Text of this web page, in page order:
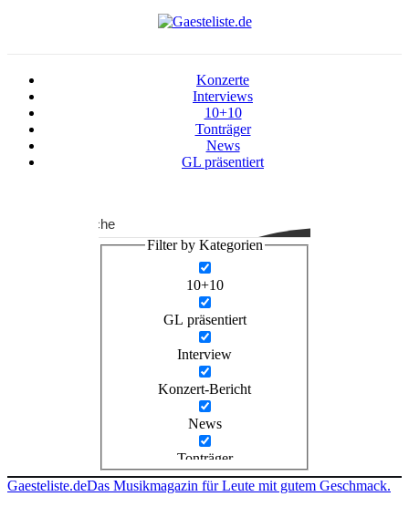
Konzerte
Interviews
10+10
Tonträger
News
GL präsentiert
Suche
Filter by Kategorien
10+10
GL präsentiert
Interview
Konzert-Bericht
News
Tonträger
Gaesteliste.deDas Musikmagazin für Leute mit gutem Geschmack.